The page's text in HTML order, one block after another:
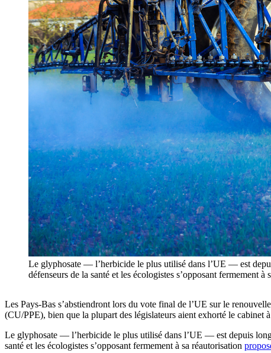
Le glyphosate — l’herbicide le plus utilisé dans l’UE — est
défenseurs de la santé et les écologistes s’opposant fermement
Les Pays-Bas s’abstiendront lors du vote final de l’UE sur le
(CU/PPE), bien que la plupart des législateurs aient exhorté le cabinet
Le glyphosate — l’herbicide le plus utilisé dans l’UE — est depuis
santé et les écologistes s’opposant fermement à sa réautorisation